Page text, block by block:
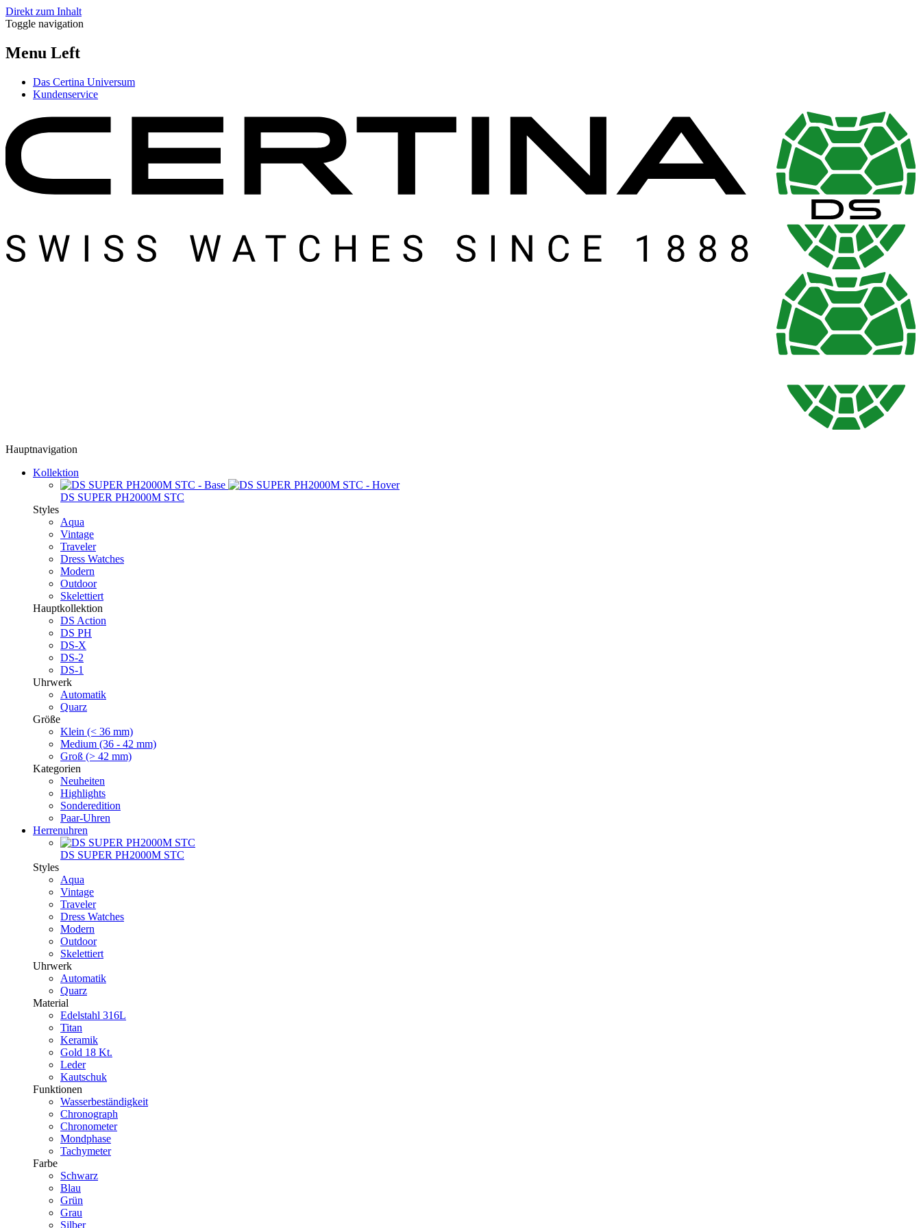
Direkt zum Inhalt
Toggle navigation
Menu Left
Das Certina Universum
Kundenservice
Hauptnavigation
Kollektion
DS SUPER PH2000M STC
Styles
Aqua
Vintage
Traveler
Dress Watches
Modern
Outdoor
Skelettiert
Hauptkollektion
DS Action
DS PH
DS-X
DS-2
DS-1
Uhrwerk
Automatik
Quarz
Größe
Klein (< 36 mm)
Medium (36 - 42 mm)
Groß (> 42 mm)
Kategorien
Neuheiten
Highlights
Sonderedition
Paar-Uhren
Herrenuhren
DS SUPER PH2000M STC
Styles
Aqua
Vintage
Traveler
Dress Watches
Modern
Outdoor
Skelettiert
Uhrwerk
Automatik
Quarz
Material
Edelstahl 316L
Titan
Keramik
Gold 18 Kt.
Leder
Kautschuk
Funktionen
Wasserbeständigkeit
Chronograph
Chronometer
Mondphase
Tachymeter
Farbe
Schwarz
Blau
Grün
Grau
Silber